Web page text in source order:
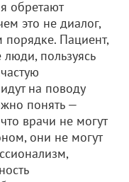
обретают
это не диалог,
Пациент,
пользуясь
на поводу
понять —
врачи не могут
они не могут